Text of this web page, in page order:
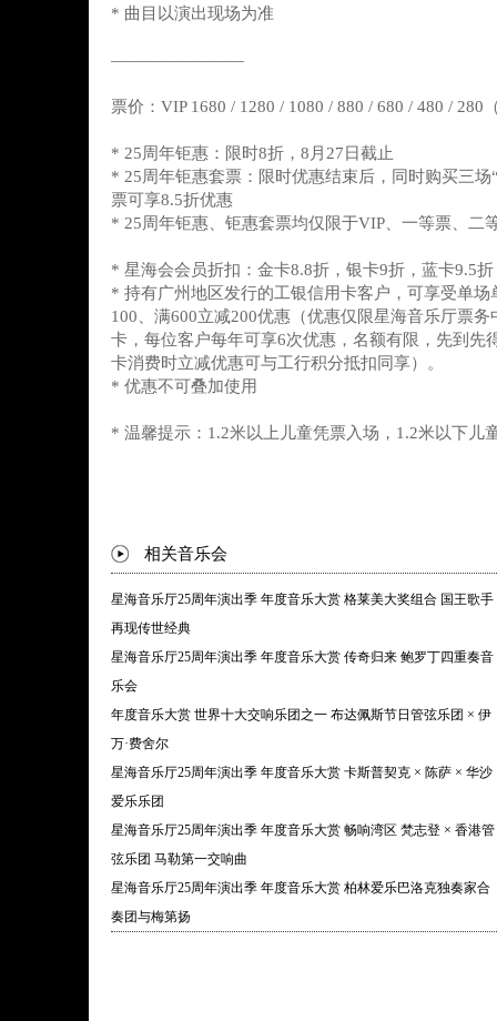
* 曲目以演出现场为准
————————
票价：VIP 1680 / 1280 / 1080 / 880 / 680 / 480 / 280
* 25周年钜惠：限时8折，8月27日截止
* 25周年钜惠套票：限时优惠结束后，同时购买三场
票可享8.5折优惠
* 25周年钜惠、钜惠套票均仅限于VIP、一等票、二
* 星海会会员折扣：金卡8.8折，银卡9折，蓝卡9.5折
* 持有广州地区发行的工银信用卡客户，可享受单场
100、满600立减200优惠（优惠仅限星海音乐厅票务
卡，每位客户每年可享6次优惠，名额有限，先到先
卡消费时立减优惠可与工行积分抵扣同享）。
* 优惠不可叠加使用
* 温馨提示：1.2米以上儿童凭票入场，1.2米以下儿
相关音乐会
星海音乐厅25周年演出季 年度音乐大赏 格莱美大奖组合 国王歌手
再现传世经典
星海音乐厅25周年演出季 年度音乐大赏 传奇归来 鲍罗丁四重奏音
乐会
年度音乐大赏 世界十大交响乐团之一 布达佩斯节日管弦乐团 × 伊
万·费舍尔
星海音乐厅25周年演出季 年度音乐大赏 卡斯普契克 × 陈萨 × 华沙
爱乐乐团
星海音乐厅25周年演出季 年度音乐大赏 畅响湾区 梵志登 × 香港管
弦乐团 马勒第一交响曲
星海音乐厅25周年演出季 年度音乐大赏 柏林爱乐巴洛克独奏家合
奏团与梅第扬